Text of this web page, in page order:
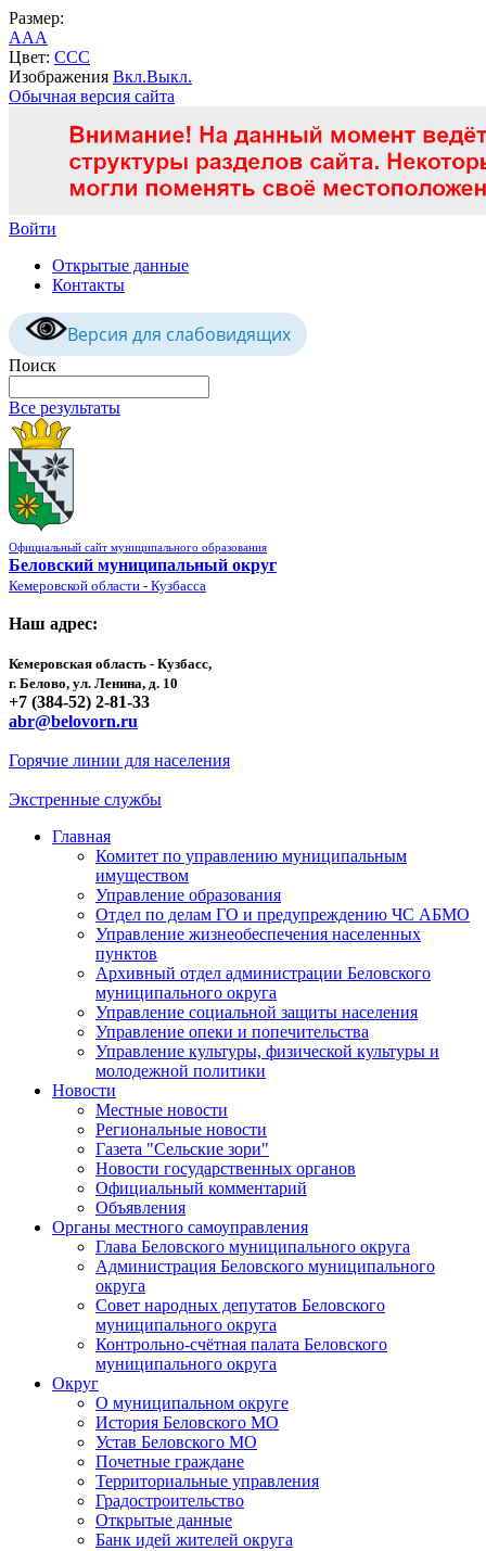
Размер:
AAA
Цвет: CCC
Изображения Вкл.Выкл.
Обычная версия сайта
Войти
Открытые данные
Контакты
Версия для слабовидящих
Поиск
Все результаты
Официальный сайт муниципального образования
Беловский муниципальный округ
Кемеровской области - Кузбасса
Наш адрес:
Кемеровская область - Кузбасс,
г. Белово, ул. Ленина, д. 10
+7 (384-52) 2-81-33
abr@belovorn.ru
Горячие линии для населения
Экстренные службы
Главная
Комитет по управлению муниципальным
имуществом
Управление образования
Отдел по делам ГО и предупреждению ЧС АБМО
Управление жизнеобеспечения населенных
пунктов
Архивный отдел администрации Беловского
муниципального округа
Управление социальной защиты населения
Управление опеки и попечительства
Управление культуры, физической культуры и
молодежной политики
Новости
Местные новости
Региональные новости
Газета "Сельские зори"
Новости государственных органов
Официальный комментарий
Объявления
Органы местного самоуправления
Глава Беловского муниципального округа
Администрация Беловского муниципального
округа
Совет народных депутатов Беловского
муниципального округа
Контрольно-счётная палата Беловского
муниципального округа
Округ
О муниципальном округе
История Беловского МО
Устав Беловского МО
Почетные граждане
Территориальные управления
Градостроительство
Открытые данные
Банк идей жителей округа